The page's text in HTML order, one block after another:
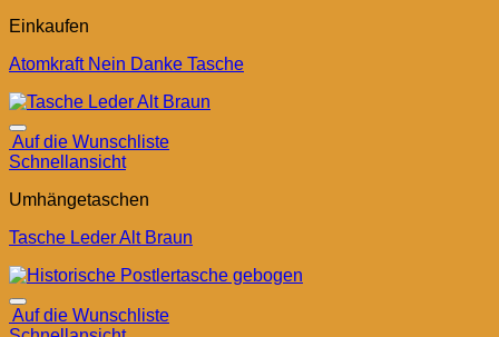
Einkaufen
Atomkraft Nein Danke Tasche
Auf die Wunschliste
Schnellansicht
Umhängetaschen
Tasche Leder Alt Braun
Auf die Wunschliste